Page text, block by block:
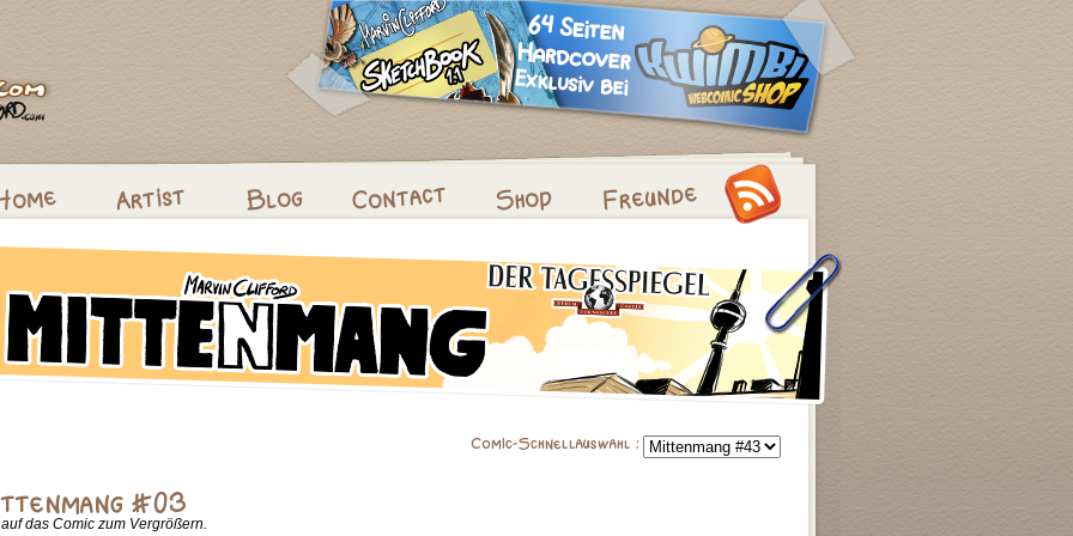
das Comic zum Vergrößern.